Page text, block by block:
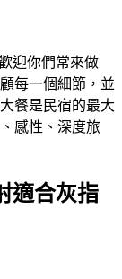
迎你們常來做
每一個細節，並
餐是民宿的最大
感性、深度旅
適合灰指